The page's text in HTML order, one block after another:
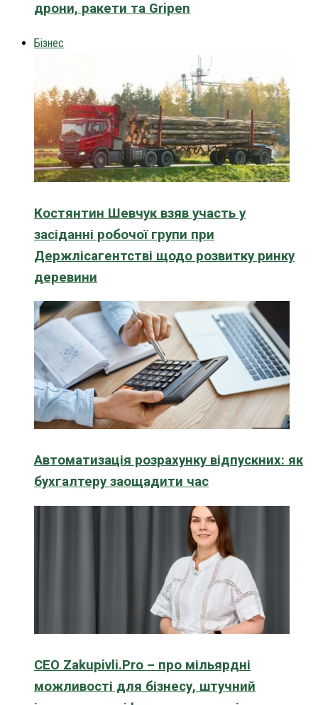
дрони, ракети та Gripen
Бізнес
Костянтин Шевчук взяв участь у
засіданні робочої групи при
Держлісагентстві щодо розвитку ринку
деревини
Автоматизація розрахунку відпускних: як
бухгалтеру заощадити час
CEO Zakupivli.Pro – про мільярдні
можливості для бізнесу, штучний